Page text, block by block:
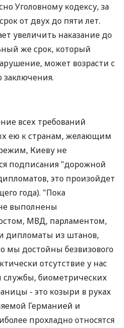
Уголовному кодексу, за
от двух до пяти лет.
увеличить наказание до
же срок, который
может возрасти с
заключения.
всех требований
ею к странам, желающим
Киеву не
подписания "дорожной
это произойдет
года). "Пока
выполнены
МВД, парламентом,
дипломаты из штанов,
мы достойны безвизового
отсутствие у нас
биометрических
- это козыри в руках
Германией и
прохладно относятся